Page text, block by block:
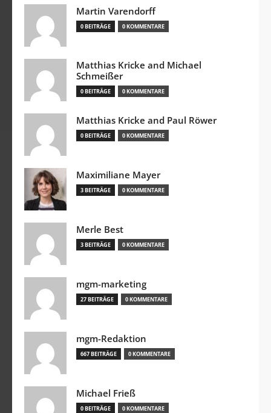
Martin Varendorff
0 BEITRÄGE 0 KOMMENTARE
Matthias Kricke and Michael
Schmeißer
0 BEITRÄGE 0 KOMMENTARE
Matthias Kricke and Paul Röwer
0 BEITRÄGE 0 KOMMENTARE
Maximiliane Mayer
3 BEITRÄGE 0 KOMMENTARE
Merle Best
3 BEITRÄGE 0 KOMMENTARE
mgm-marketing
27 BEITRÄGE 0 KOMMENTARE
mgm-Redaktion
667 BEITRÄGE 0 KOMMENTARE
Michael Frieß
0 BEITRÄGE 0 KOMMENTARE